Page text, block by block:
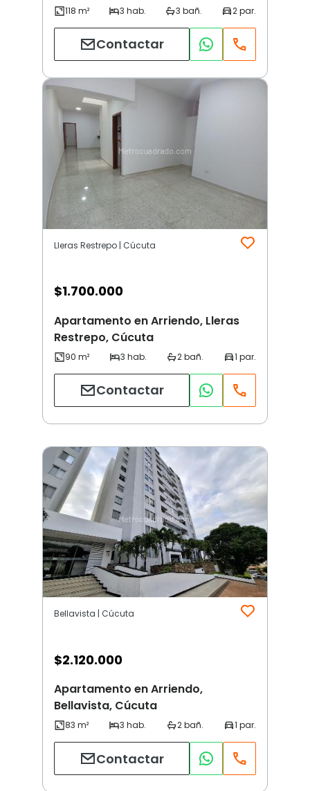
Contactar
Lleras Restrepo | Cúcuta
$1.700.000
Apartamento en Arriendo, Lleras
Restrepo, Cúcuta
Contactar
Bellavista | Cúcuta
$2.120.000
Apartamento en Arriendo,
Bellavista, Cúcuta
Contactar